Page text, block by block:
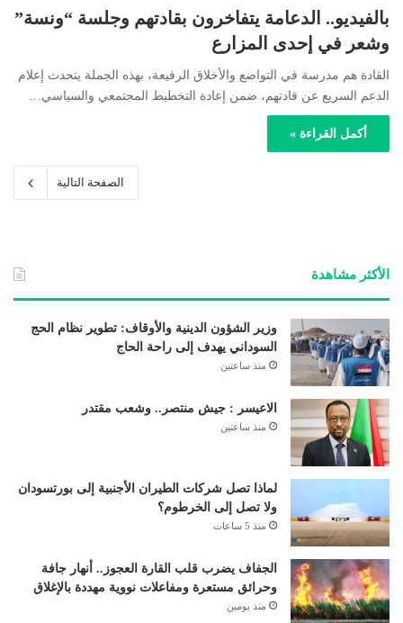
بالفيديو.. الدعامة يتفاخرون بقادتهم وجلسة “ونسة”
وشعر في إحدى المزارع
القادة هم مدرسة في التواضع والأخلاق الرفيعة، بهذه الجملة يتحدث إعلام
الدعم السريع عن قادتهم، ضمن إعادة التخطيط المجتمعي والسياسي…
أكمل القراءة »
الصفحة التالية
الأكثر مشاهدة
وزير الشؤون الدينية والأوقاف: تطوير نظام الحج
السوداني يهدف إلى راحة الحاج
منذ ساعتين
الاعيسر : جيش منتصر.. وشعب مقتدر
منذ ساعتين
لماذا تصل شركات الطيران الأجنبية إلى بورتسودان
ولا تصل إلى الخرطوم؟
منذ 5 ساعات
الجفاف يضرب قلب القارة العجوز.. أنهار جافة
وحرائق مستعرة ومفاعلات نووية مهددة بالإغلاق
منذ يومين